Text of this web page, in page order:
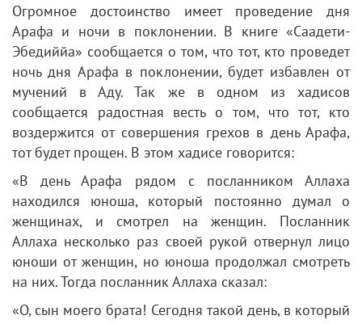
Огромное достоинство имеет проведение дня
Арафа и ночи в поклонении. В книге «Саадети-
Эбедиййа» сообщается о том, что тот, кто проведет
ночь дня Арафа в поклонении, будет избавлен от
мучений в Аду. Так же в одном из хадисов
сообщается радостная весть о том, что тот, кто
воздержится от совершения грехов в день Арафа,
тот будет прощен. В этом хадисе говорится:
«В день Арафа рядом с посланником Аллаха
находился юноша, который постоянно думал о
женщинах, и смотрел на женщин. Посланник
Аллаха несколько раз своей рукой отвернул лицо
юноши от женщин, но юноша продолжал смотреть
на них. Тогда посланник Аллаха сказал:
«О, сын моего брата! Сегодня такой день, в который